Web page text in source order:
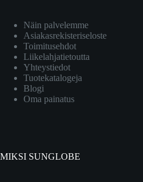
Näin palvelemme
Asiakasrekisteriseloste
Toimitusehdot
Liikelahjatietoutta
Yhteystiedot
Tuotekatalogeja
Blogi
Oma painatus
MIKSI SUNGLOBE